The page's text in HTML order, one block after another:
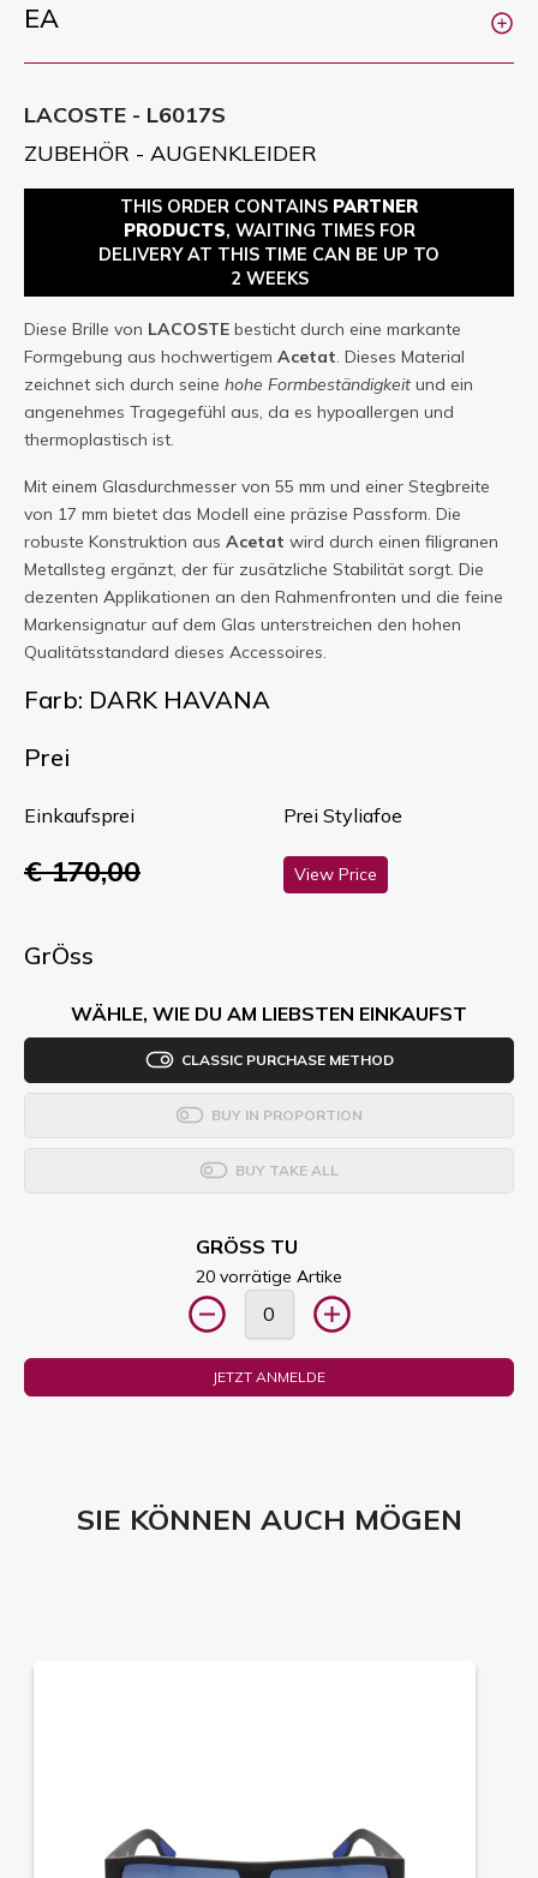
EA
LACOSTE - L6017S
ZUBEHÖR - AUGENKLEIDER
THIS ORDER CONTAINS PARTNER
PRODUCTS, WAITING TIMES FOR
DELIVERY AT THIS TIME CAN BE UP TO
2 WEEKS
Diese Brille von LACOSTE besticht durch eine markante
Formgebung aus hochwertigem Acetat. Dieses Material
zeichnet sich durch seine hohe Formbeständigkeit und ein
angenehmes Tragegefühl aus, da es hypoallergen und
thermoplastisch ist.
Mit einem Glasdurchmesser von 55 mm und einer Stegbreite
von 17 mm bietet das Modell eine präzise Passform. Die
robuste Konstruktion aus Acetat wird durch einen filigranen
Metallsteg ergänzt, der für zusätzliche Stabilität sorgt. Die
dezenten Applikationen an den Rahmenfronten und die feine
Markensignatur auf dem Glas unterstreichen den hohen
Qualitätsstandard dieses Accessoires.
Farb: DARK HAVANA
Prei
Einkaufsprei
€ 170,00
Prei Styliafoe
View Price
GrÖss
WÄHLE, WIE DU AM LIEBSTEN EINKAUFST
CLASSIC PURCHASE METHOD
BUY IN PROPORTION
BUY TAKE ALL
GRÖSS TU
20 vorrätige Artike
JETZT ANMELDE
SIE KÖNNEN AUCH MÖGEN